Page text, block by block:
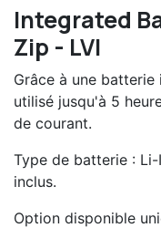
Integrated
Zip - LVI
Grâce à une
utilisé jusqu'à 5
de courant.
Type de batterie :
inclus.
Option disponible